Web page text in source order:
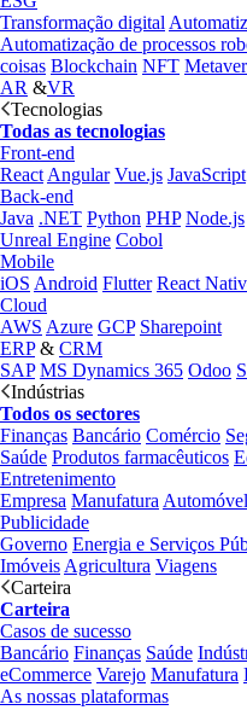
Transformação digital
Automatização de processos
coisas Blockchain NFT
AR &VR
Tecnologias
Todas as tecnologias
Front-end
React Angular Vue.js JavaScript
Back-end
Java .NET Python PHP Node.js
Unreal Engine Cobol
Mobile
iOS Android Flutter React
Cloud
AWS Azure GCP Sharepoint
ERP& CRM
SAP MS Dynamics 365 Odoo
Indústrias
Todos os sectores
Finanças Bancário Comércio
Saúde Produtos farmacêuticos
Entretenimento
Empresa Manufatura Automóvel
Publicidade
Governo Energia e Serviços
Imóveis Agricultura Viagens
Carteira
Carteira
Casos de sucesso
Bancário Finanças Saúde
eCommerce Varejo Manufatura
As nossas plataformas